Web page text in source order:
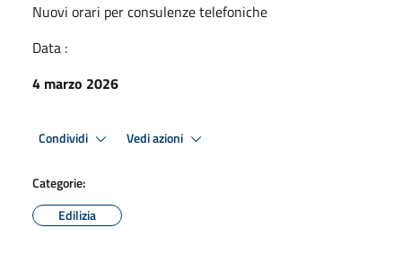
Nuovi orari per consulenze telefoniche
Data :
4 marzo 2026
Condividi Vedi azioni
Categorie:
Edilizia